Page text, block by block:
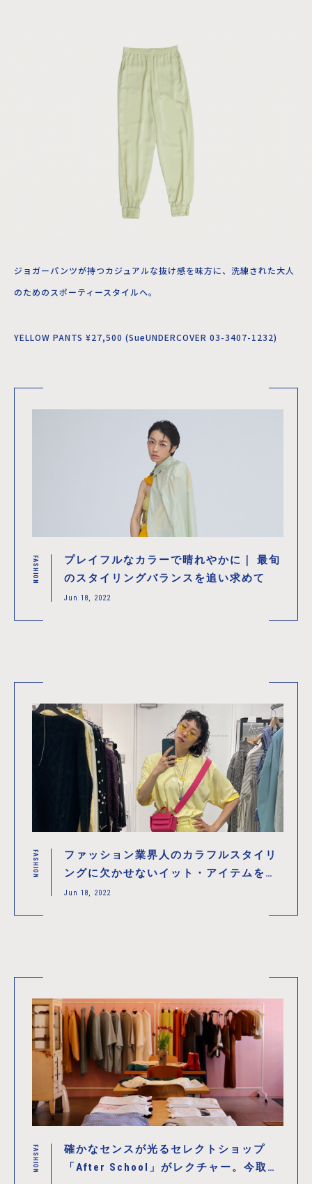
ジョガーパンツが持つカジュアルな抜け感を味方に、洗練された大人
のためのスポーティースタイルへ。
YELLOW PANTS ¥27,500 (SueUNDERCOVER 03-3407-1232)
FASHION
プレイフルなカラーで晴れやかに｜ 最旬
のスタイリングバランスを追い求めて
Jun 18, 2022
FASHION
ファッション業界人のカラフルスタイリ
ングに欠かせないイット・アイテムをリ
サーチ！
Jun 18, 2022
FASHION
確かなセンスが光るセレクトショップ
「After School」がレクチャー。今取り